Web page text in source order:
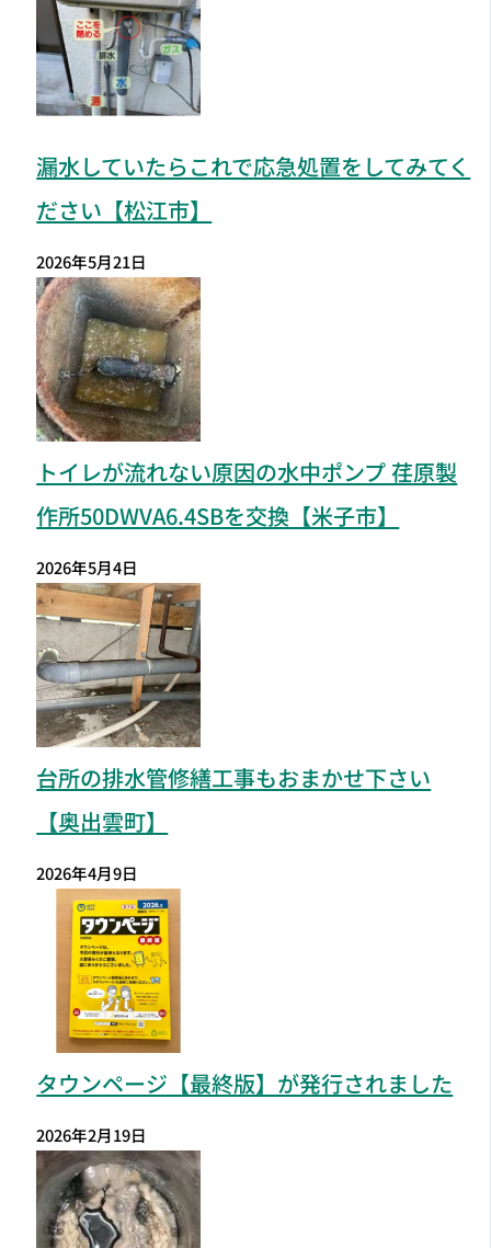
漏水していたらこれで応急処置をしてみてく
ださい【松江市】
2026年5月21日
トイレが流れない原因の水中ポンプ 荏原製
作所50DWVA6.4SBを交換【米子市】
2026年5月4日
台所の排水管修繕工事もおまかせ下さい
【奥出雲町】
2026年4月9日
タウンページ【最終版】が発行されました
2026年2月19日